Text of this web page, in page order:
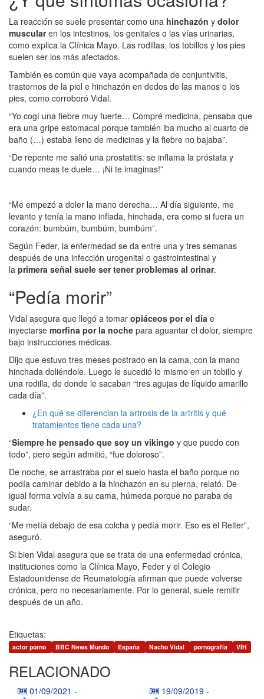
La reacción se suele presentar como una hinchazón y dolor
muscularen los intestinos, los genitales o las vías urinarias,
como explica la Clínica Mayo. Las rodillas, los tobillos y los pies
suelen ser los más afectados.
También es común que vaya acompañada de conjuntivitis,
trastornos de la piel e hinchazón en dedos de las manos o los
pies, como corroboró Vidal.
“Yo cogí una fiebre muy fuerte… Compré medicina, pensaba que
era una gripe estomacal porque también iba mucho al cuarto de
baño (…) estaba lleno de medicinas y la fiebre no bajaba”.
“De repente me salió una prostatitis: se inflama la próstata y
cuando meas te duele… ¡Ni te imaginas!”
“Me empezó a doler la mano derecha… Al día siguiente, me
levanto y tenía la mano inflada, hinchada, era como si fuera un
corazón: bumbúm, bumbúm, bumbúm”.
Según Feder, la enfermedad se da entre una y tres semanas
después de una infección urogenital o gastrointestinal y
la primera señal suele ser tener problemas al orinar.
“Pedía morir”
Vidal asegura que llegó a tomar opiáceos por el día e
inyectarse morfina por la noche para aguantar el dolor, siempre
bajo instrucciones médicas.
Dijo que estuvo tres meses postrado en la cama, con la mano
hinchada doliéndole. Luego le sucedió lo mismo en un tobillo y
una rodilla, de donde le sacaban “tres agujas de líquido amarillo
cada día”.
¿En qué se diferencian la artrosis de la artritis y qué
tratamientos tiene cada una?
“Siempre he pensado que soy un vikingo y que puedo con
todo”, pero según admitió, “fue doloroso”.
De noche, se arrastraba por el suelo hasta el baño porque no
podía caminar debido a la hinchazón en su pierna, relató. De
igual forma volvía a su cama, húmeda porque no paraba de
sudar.
“Me metía debajo de esa colcha y pedía morir. Eso es el Reiter”,
aseguró.
Si bien Vidal asegura que se trata de una enfermedad crónica,
instituciones como la Clínica Mayo, Feder y el Colegio
Estadounidense de Reumatología afirman que puede volverse
crónica, pero no necesariamente. Por lo general, suele remitir
después de un año.
Etiquetas:
actor porno BBC News Mundo España Nacho Vidal pornografía VIH
RELACIONADO
01/09/2021 - 19/09/2019 -